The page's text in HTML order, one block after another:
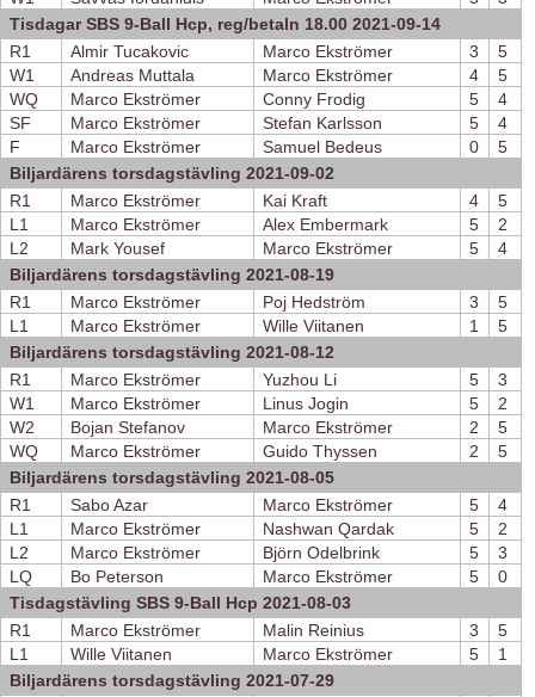
Tisdagar SBS 9-Ball Hcp, reg/betaln 18.00 2021-09-14
R1
Almir Tucakovic Marco Ekströmer 3
5
W1
Andreas Muttala Marco Ekströmer 4
5
WQ
Marco Ekströmer Conny Frodig 5
4
SF
Marco Ekströmer Stefan Karlsson 5
4
F
Marco Ekströmer Samuel Bedeus 0
5
Biljardärens torsdagstävling 2021-09-02
R1
Marco Ekströmer Kai Kraft 4
5
L1
Marco Ekströmer Alex Embermark 5
2
L2
Mark Yousef Marco Ekströmer 5
4
Biljardärens torsdagstävling 2021-08-19
R1
Marco Ekströmer Poj Hedström 3
5
L1
Marco Ekströmer Wille Viitanen 1
5
Biljardärens torsdagstävling 2021-08-12
R1
Marco Ekströmer Yuzhou Li 5
3
W1
Marco Ekströmer Linus Jogin 5
2
W2
Bojan Stefanov Marco Ekströmer 2
5
WQ
Marco Ekströmer Guido Thyssen 2
5
Biljardärens torsdagstävling 2021-08-05
R1
Sabo Azar Marco Ekströmer 5
4
L1
Marco Ekströmer Nashwan Qardak 5
2
L2
Marco Ekströmer Björn Odelbrink 5
3
LQ
Bo Peterson Marco Ekströmer 5
0
Tisdagstävling SBS 9-Ball Hcp 2021-08-03
R1
Marco Ekströmer Malin Reinius 3
5
L1
Wille Viitanen Marco Ekströmer 5
1
Biljardärens torsdagstävling 2021-07-29